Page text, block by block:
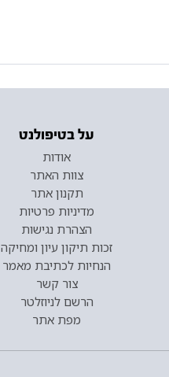
על בטיפולנט
אודות
צוות האתר
תקנון אתר
מדיניות פרטיות
הצהרת נגישות
זכות תיקון עיון ומחיקה
הנחיות לכתיבת מאמר
צור קשר
הרשם לניוזלטר
מפת אתר